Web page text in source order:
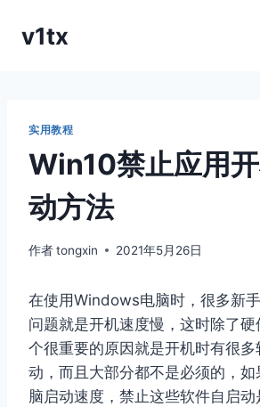
v1tx
实用教程
Win10禁止应用
动方法
作者tongxin 2021年5月26日
在使用Windows电脑时，很多新
问题就是开机速度慢，这时除了
个很重要的原因就是开机时有很多
动，而且大部分都不是必须的，
脑启动速度，禁止这些软件自启动